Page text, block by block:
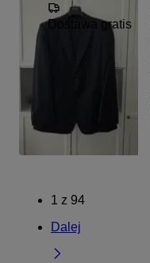
Dostawa gratis
1 z 94
Dalej